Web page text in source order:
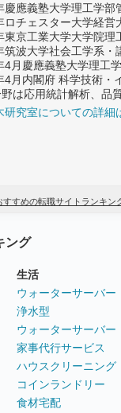
慶應義塾大学理工学部
ロチェスター大学経営
東京工業大学大学院理
筑波大学社会工学系・
4月慶應義塾大学理工
4月内閣府 科学技術・
は応用統計解析、品
究室についての詳細
すすめの転職サイトランキン
ング
生活
ウォーターサーバー
浄水型
ウォーターサーバー
家事代行サービス
ハウスクリーニング
コインランドリー
食材宅配